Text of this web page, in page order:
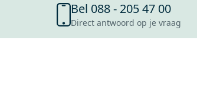
Bel 088 - 205 47 00
Direct antwoord op je vraag